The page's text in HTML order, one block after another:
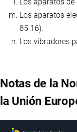
Los aparatos
Los aparatos
85.16).
Los vibradores
Notas de la
la Unión